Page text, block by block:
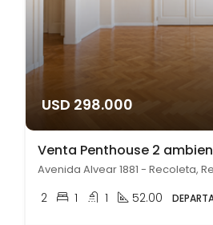
USD 298.000
2 1 1 52.00